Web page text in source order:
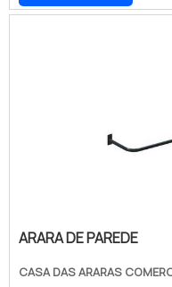
fabricantes de
consumidores. No
seus clientes. Por
ARARA DE PAREDE
CASA DAS ARARAS